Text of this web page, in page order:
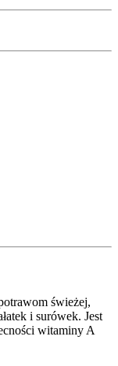
świeżej,
i surówek. Jest
witaminy A